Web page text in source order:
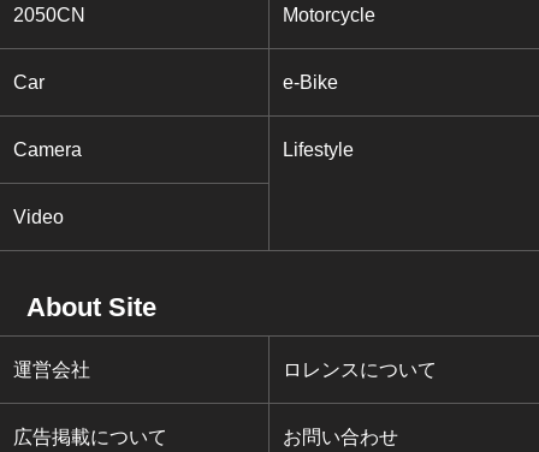
2050CN Motorcycle
Car e-Bike
Camera Lifestyle
Video
About Site
運営会社 ロレンスについて
広告掲載について お問い合わせ